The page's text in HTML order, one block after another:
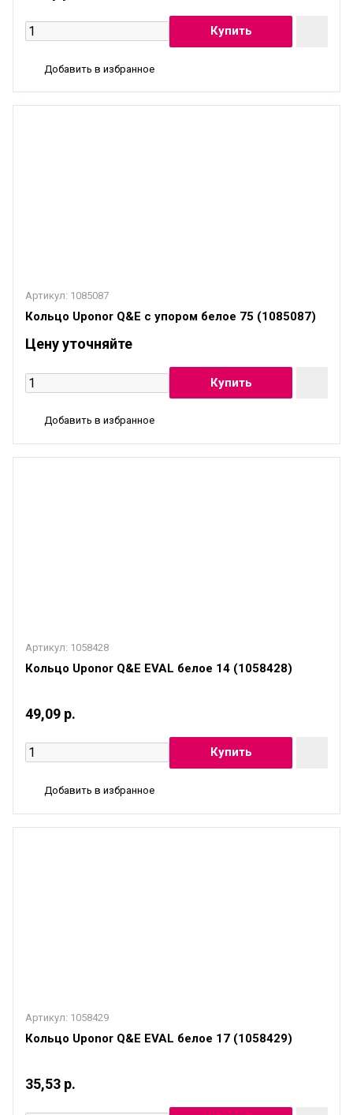
Добавить в избранное
Артикул: 1085087
Кольцо Uponor Q&E с упором белое 75 (1085087)
Цену уточняйте
Добавить в избранное
Артикул: 1058428
Кольцо Uponor Q&E EVAL белое 14 (1058428)
49,09 р.
Добавить в избранное
Артикул: 1058429
Кольцо Uponor Q&E EVAL белое 17 (1058429)
35,53 р.